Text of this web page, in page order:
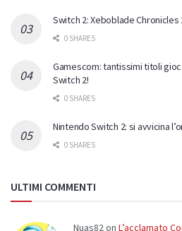
Switch 2: Xeboblade Chronicles
0 SHARES
Gamescom: tantissimi titoli
Switch 2!
0 SHARES
Nintendo Switch 2: si avvicina
0 SHARES
ULTIMI COMMENTI
Nuas82on L’acclamato